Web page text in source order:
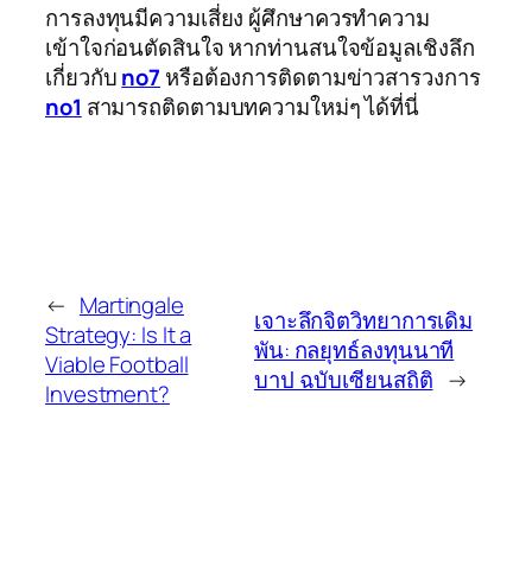
การลงทุนมีความเสี่ยง ผู้ศึกษาควรทำความ
เข้าใจก่อนตัดสินใจ หากท่านสนใจข้อมูลเชิงลึก
เกี่ยวกับno7 หรือต้องการติดตามข่าวสารวงการ
no1 สามารถติดตามบทความใหม่ๆ ได้ที่นี่
← Martingale
Strategy: Is It a
Viable Football
Investment?
เจาะลึกจิตวิทยาการเดิม
พัน: กลยุทธ์ลงทุนนาที
บาป ฉบับเซียนสถิติ →